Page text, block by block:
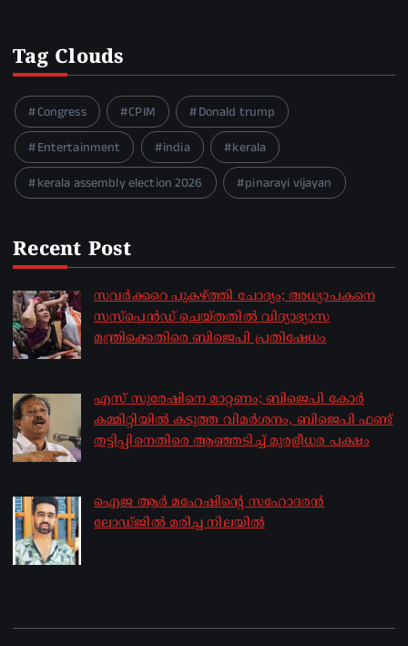
Tag Clouds
Congress CPIM
Donald trump
Entertainment
india
kerala
kerala assembly election 2026
pinarayi vijayan
Recent Post
സവര്‍ക്കറെ പുകഴ്ത്തി ചോദ്യം; അധ്യാപകനെ
സസ്‌പെന്‍ഡ് ചെയ്തതില്‍ വിദ്യാഭ്യാസ
മന്ത്രിക്കെതിരെ ബിജെപി പ്രതിഷേധം
എസ് സുരേഷിനെ മാറ്റണം; ബിജെപി കോർ
കമ്മിറ്റിയിൽ കടുത്ത വിമർശനം, ബിജെപി ഫണ്ട്
തട്ടിപ്പിനെതിരെ ആഞ്ഞടിച്ച് മുരളീധര പക്ഷം
ഐജ ആർ മഹേഷിന്റെ സഹോദരൻ
ലോഡ്ജിൽ മരിച്ച നിലയിൽ